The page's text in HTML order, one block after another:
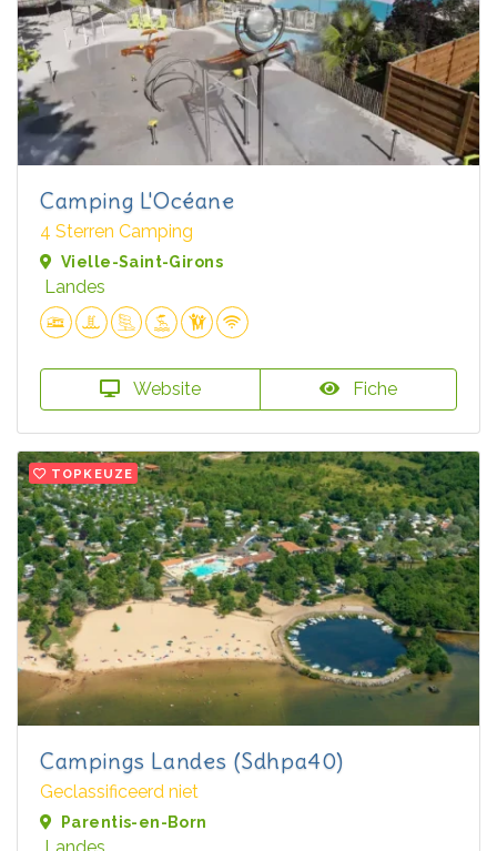
Camping L'Océane
4 Sterren Camping
Vielle-Saint-Girons
Landes
Website Fiche
TOPKEUZE
Campings Landes (Sdhpa40)
Geclassificeerd niet
Parentis-en-Born